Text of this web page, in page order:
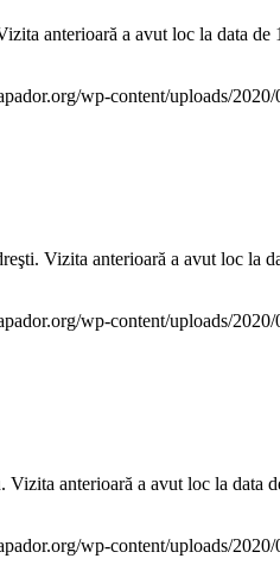
anterioară a avut loc la data de
wp-content/uploads/
Vizita anterioară a avut loc la
wp-content/uploads/
anterioară a avut loc la data
wp-content/uploads/